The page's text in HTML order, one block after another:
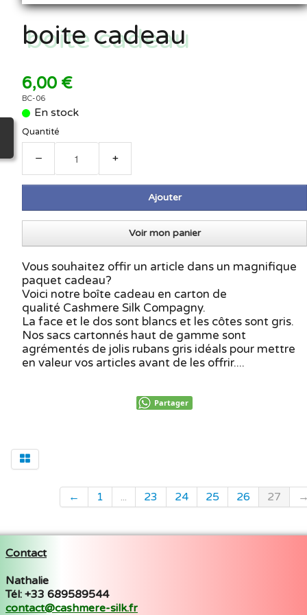
boite cadeau
6,00 €
BC-06
En stock
Quantité
− +
Ajouter
Voir mon panier
Vous souhaitez offir un article dans un magnifique
paquet cadeau?
Voici notre boîte cadeau en carton de
qualité Cashmere Silk Compagny.
La face et le dos sont blancs et les côtes sont gris.
Nos sacs cartonnés haut de gamme sont
agrémentés de jolis rubans gris idéals pour mettre
en valeur vos articles avant de les offrir....
Partager
← 1 ... 23 24 25 26 27
Contact
Nathalie
Tél: +33 689589544
contact@cashmere-silk.fr